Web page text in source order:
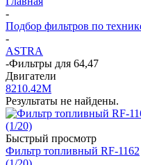
-
Подбор фильтров по
-
ASTRA
-Фильтры для 64,47
Двигатели
8210.42M
Результаты не найдены.
Быстрый просмотр
Фильтр топливный RF-1162